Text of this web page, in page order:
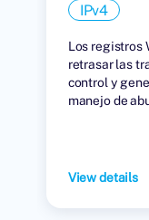
IPv4
Los registros
retrasar las
control y
manejo de
View details